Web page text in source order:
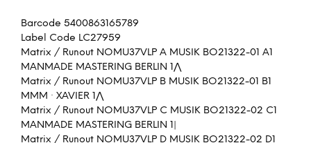
Barcode 5400863165789
Label Code LC27959
Matrix / Runout NOMU37VLP A MUSIK BO21322-01 A1
MANMADE MASTERING BERLIN 1⋀
Matrix / Runout NOMU37VLP B MUSIK BO21322-01 B1
MMM · XAVIER 1⋀
Matrix / Runout NOMU37VLP C MUSIK BO21322-02 C1
MANMADE MASTERING BERLIN 1|
Matrix / Runout NOMU37VLP D MUSIK BO21322-02 D1